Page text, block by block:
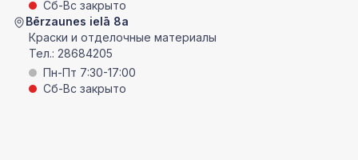
Сб-Вс закрыто
Bērzaunes ielā 8a
Краски и отделочные материалы
Тел.: 28684205
Пн-Пт 7:30-17:00
Сб-Вс закрыто